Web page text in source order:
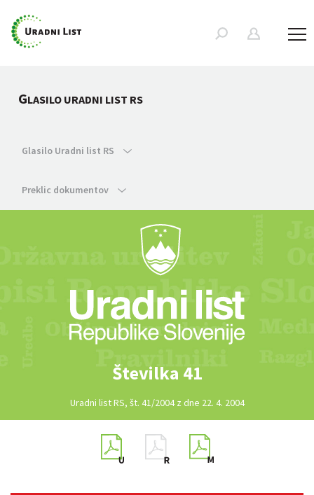
GLASILO URADNI LIST RS
Glasilo Uradni list RS
Preklic dokumentov
Številka 41
Uradni list RS, št. 41/2004 z dne 22. 4. 2004